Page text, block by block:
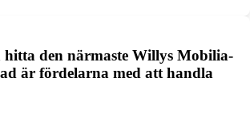
den närmaste Willys Mobilia-
är fördelarna med att handla